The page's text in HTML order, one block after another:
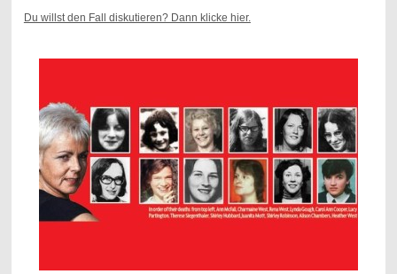
Du willst den Fall diskutieren? Dann klicke hier.